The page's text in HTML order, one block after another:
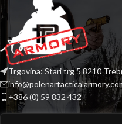
Trgovina: Stari trg 5 8210
+386 (0) 59 832 432